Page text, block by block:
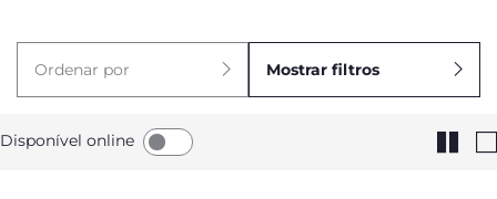
Ordenar por Mostrar filtros
Disponível online